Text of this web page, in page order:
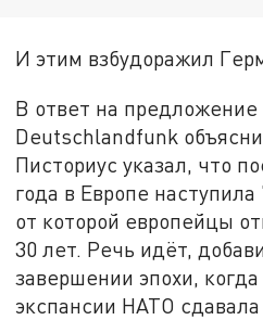
И этим взбудоражил
В ответ на предложение
Deutschlandfunk
Писториус указал, что
года в Европе наступила
от которой европейцы
30 лет. Речь идёт,
завершении эпохи,
экспансии НАТО